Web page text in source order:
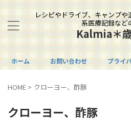
レシピやドライブ、キャンプ
系医療記録など
Kalmia＊
ホーム お問い合わせ プライ
HOME > クローヨー、酢豚
クローヨー、酢豚